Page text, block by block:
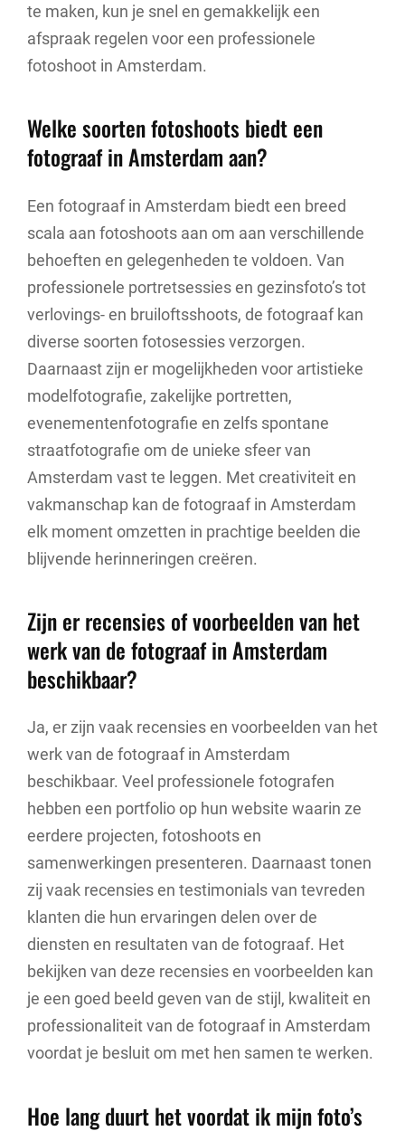
te maken, kun je snel en gemakkelijk een
afspraak regelen voor een professionele
fotoshoot in Amsterdam.
Welke soorten fotoshoots biedt een
fotograaf in Amsterdam aan?
Een fotograaf in Amsterdam biedt een breed
scala aan fotoshoots aan om aan verschillende
behoeften en gelegenheden te voldoen. Van
professionele portretsessies en gezinsfoto’s tot
verlovings- en bruiloftsshoots, de fotograaf kan
diverse soorten fotosessies verzorgen.
Daarnaast zijn er mogelijkheden voor artistieke
modelfotografie, zakelijke portretten,
evenementenfotografie en zelfs spontane
straatfotografie om de unieke sfeer van
Amsterdam vast te leggen. Met creativiteit en
vakmanschap kan de fotograaf in Amsterdam
elk moment omzetten in prachtige beelden die
blijvende herinneringen creëren.
Zijn er recensies of voorbeelden van het
werk van de fotograaf in Amsterdam
beschikbaar?
Ja, er zijn vaak recensies en voorbeelden van het
werk van de fotograaf in Amsterdam
beschikbaar. Veel professionele fotografen
hebben een portfolio op hun website waarin ze
eerdere projecten, fotoshoots en
samenwerkingen presenteren. Daarnaast tonen
zij vaak recensies en testimonials van tevreden
klanten die hun ervaringen delen over de
diensten en resultaten van de fotograaf. Het
bekijken van deze recensies en voorbeelden kan
je een goed beeld geven van de stijl, kwaliteit en
professionaliteit van de fotograaf in Amsterdam
voordat je besluit om met hen samen te werken.
Hoe lang duurt het voordat ik mijn foto’s